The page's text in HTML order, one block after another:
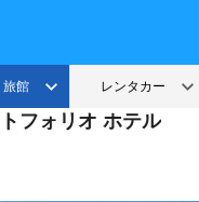
フォリオ ホテル